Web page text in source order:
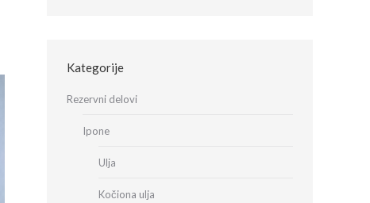
Kategorije
Rezervni delovi
Ipone
Ulja
Kočiona ulja